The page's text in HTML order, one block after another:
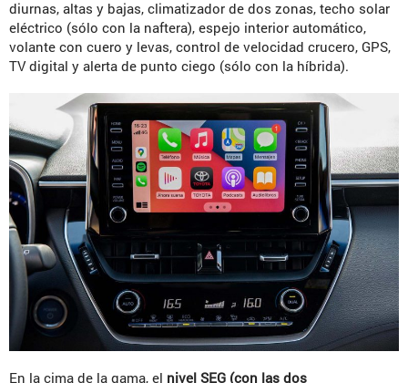
diurnas, altas y bajas, climatizador de dos zonas, techo solar
eléctrico (sólo con la naftera), espejo interior automático,
volante con cuero y levas, control de velocidad crucero, GPS,
TV digital y alerta de punto ciego (sólo con la híbrida).
En la cima de la gama, el nivel SEG (con las dos